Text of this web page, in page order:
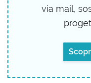
via mail,